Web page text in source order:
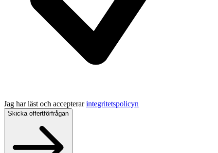
Jag har läst och accepterar integritetspolicyn
Skicka offertförfrågan